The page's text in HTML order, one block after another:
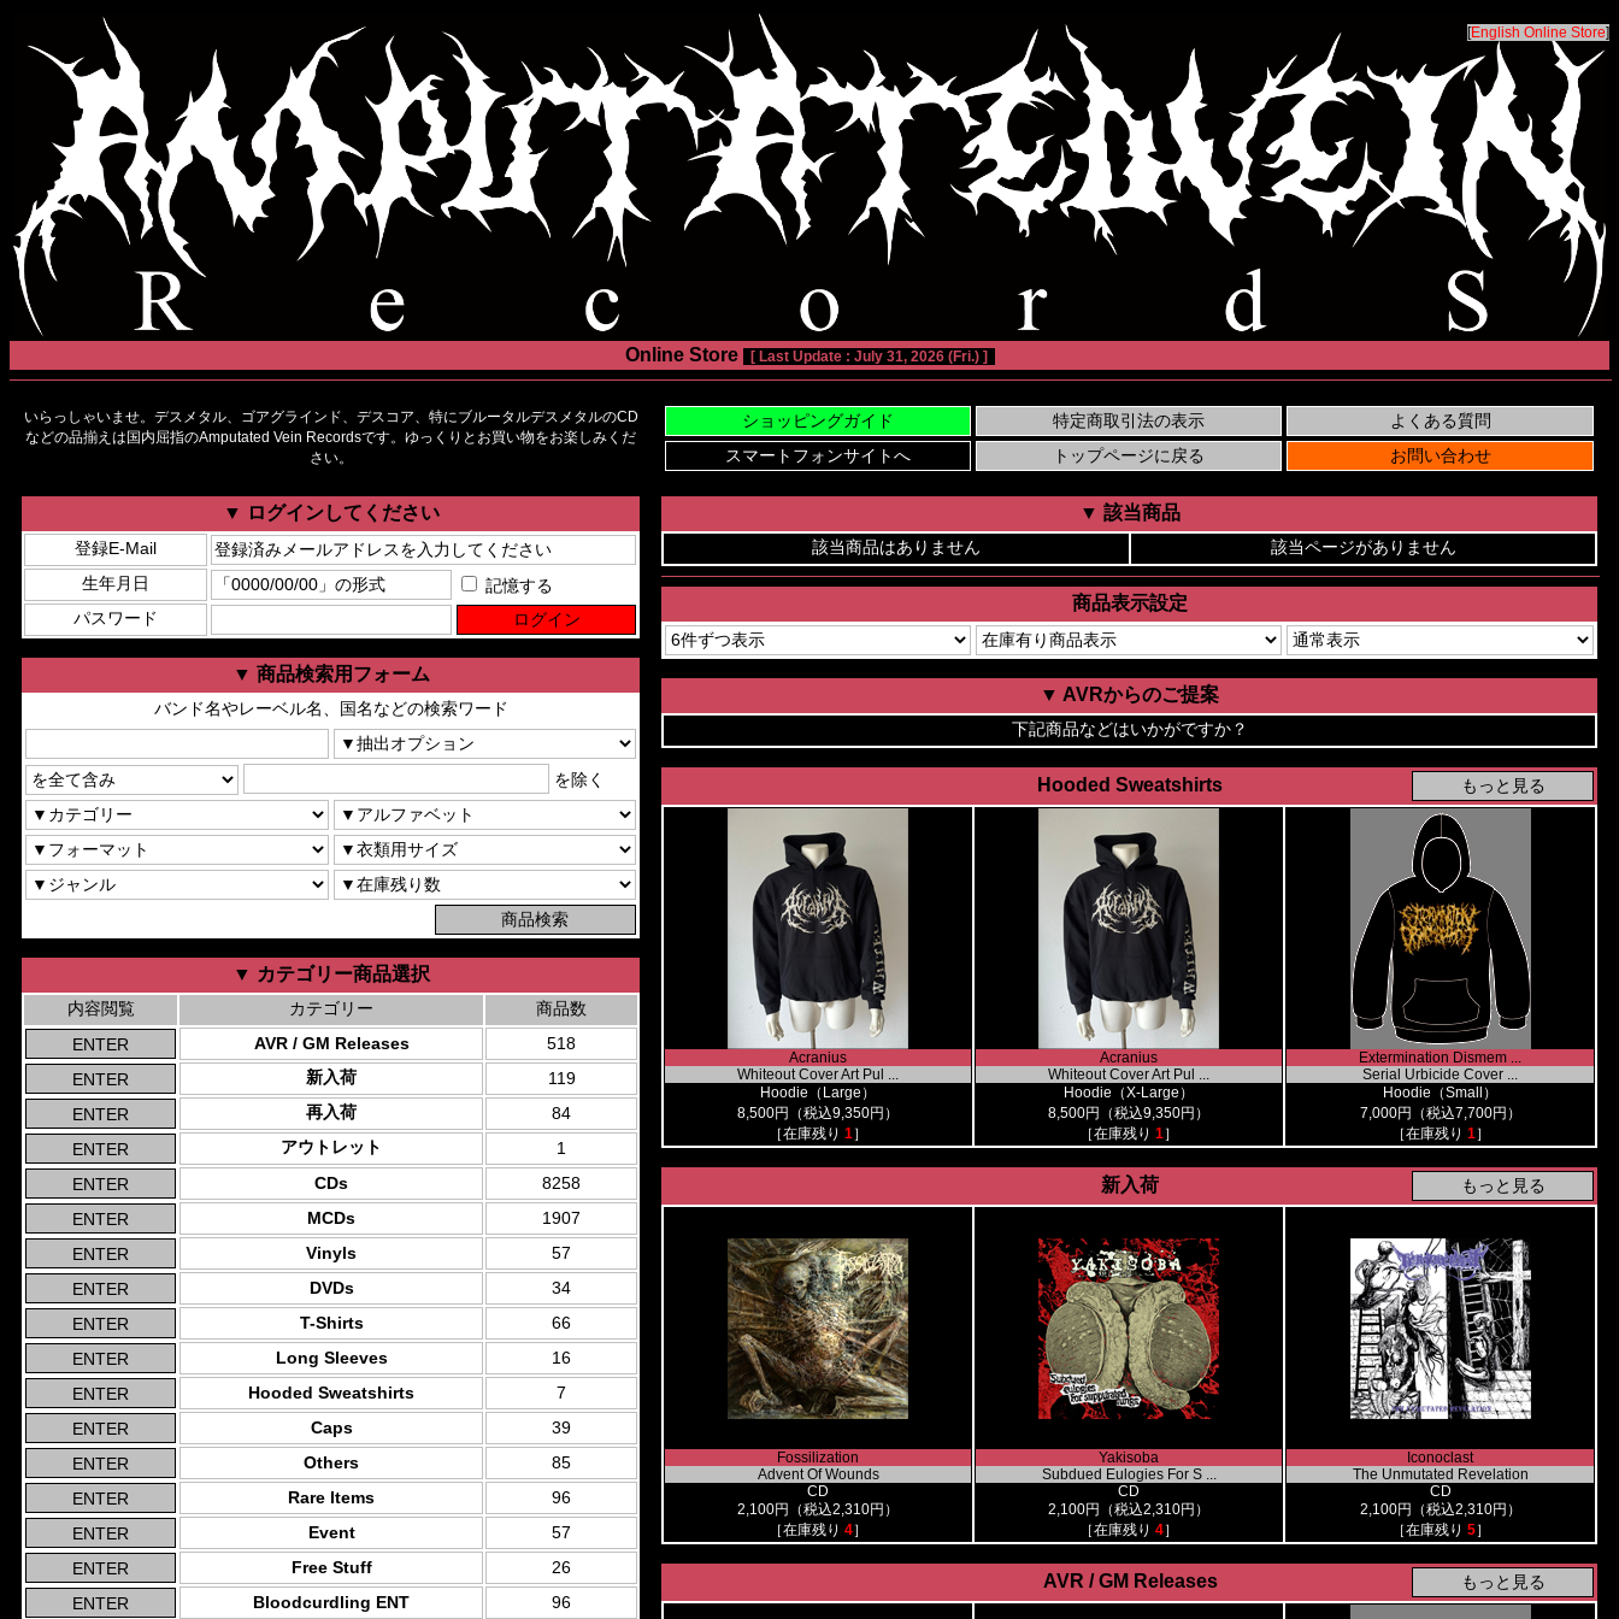
[English Online Store]
Online Store [ Last Update : July 31, 2026 (Fri.) ]
いらっしゃいませ。デスメタル、ゴアグラインド、デスコア、特にブルータルデスメタルのCD
などの品揃えは国内屈指のAmputated Vein Recordsです。ゆっくりとお買い物をお楽しみくだ
さい。
▼ ログインしてください
登録E-Mail
生年月日
記憶する
パスワード
▼ 商品検索用フォーム
バンド名やレーベル名、国名などの検索ワード
を除く
▼ カテゴリー商品選択
内容閲覧 カテゴリー
商品数
AVR / GM Releases
518
新入荷
119
再入荷
84
アウトレット
1
CDs
8258
MCDs
1907
Vinyls
57
DVDs
34
T-Shirts
66
Long Sleeves
16
Hooded Sweatshirts
7
Caps
39
Others
85
Rare Items
96
Event
57
Free Stuff
26
Bloodcurdling ENT
96
▼ 該当商品
該当商品はありません 該当ページがありません
商品表示設定
▼ AVRからのご提案
下記商品などはいかがですか？
Hooded Sweatshirts
Acranius
Whiteout Cover Art Pul ...
Hoodie（Large）
8,500円（税込9,350円）
［在庫残り 1］
Acranius
Whiteout Cover Art Pul ...
Hoodie（X-Large）
8,500円（税込9,350円）
［在庫残り 1］
Extermination Dismem ...
Serial Urbicide Cover ...
Hoodie（Small）
7,000円（税込7,700円）
［在庫残り 1］
新入荷
Fossilization
Advent Of Wounds
CD
2,100円（税込2,310円）
［在庫残り 4］
Yakisoba
Subdued Eulogies For S ...
CD
2,100円（税込2,310円）
［在庫残り 4］
Iconoclast
The Unmutated Revelation
CD
2,100円（税込2,310円）
［在庫残り 5］
AVR / GM Releases